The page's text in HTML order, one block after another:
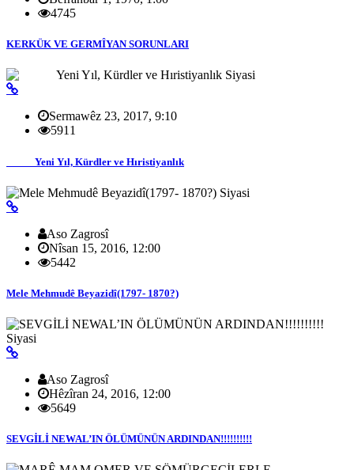
4745
KERKÜK VE GERMÎYAN SORUNLARI
Siyasi
Sermawêz 23, 2017, 9:10
5911
Yeni Yıl, Kürdler ve Hıristiyanlık
Siyasi
Aso Zagrosî
Nîsan 15, 2016, 12:00
5442
Mele Mehmudê Beyazidî(1797- 1870?)
Siyasi
Aso Zagrosî
Hêzîran 24, 2016, 12:00
5649
SEVGİLİ NEWAL’IN ÖLÜMÜNÜN ARDINDAN!!!!!!!!!!